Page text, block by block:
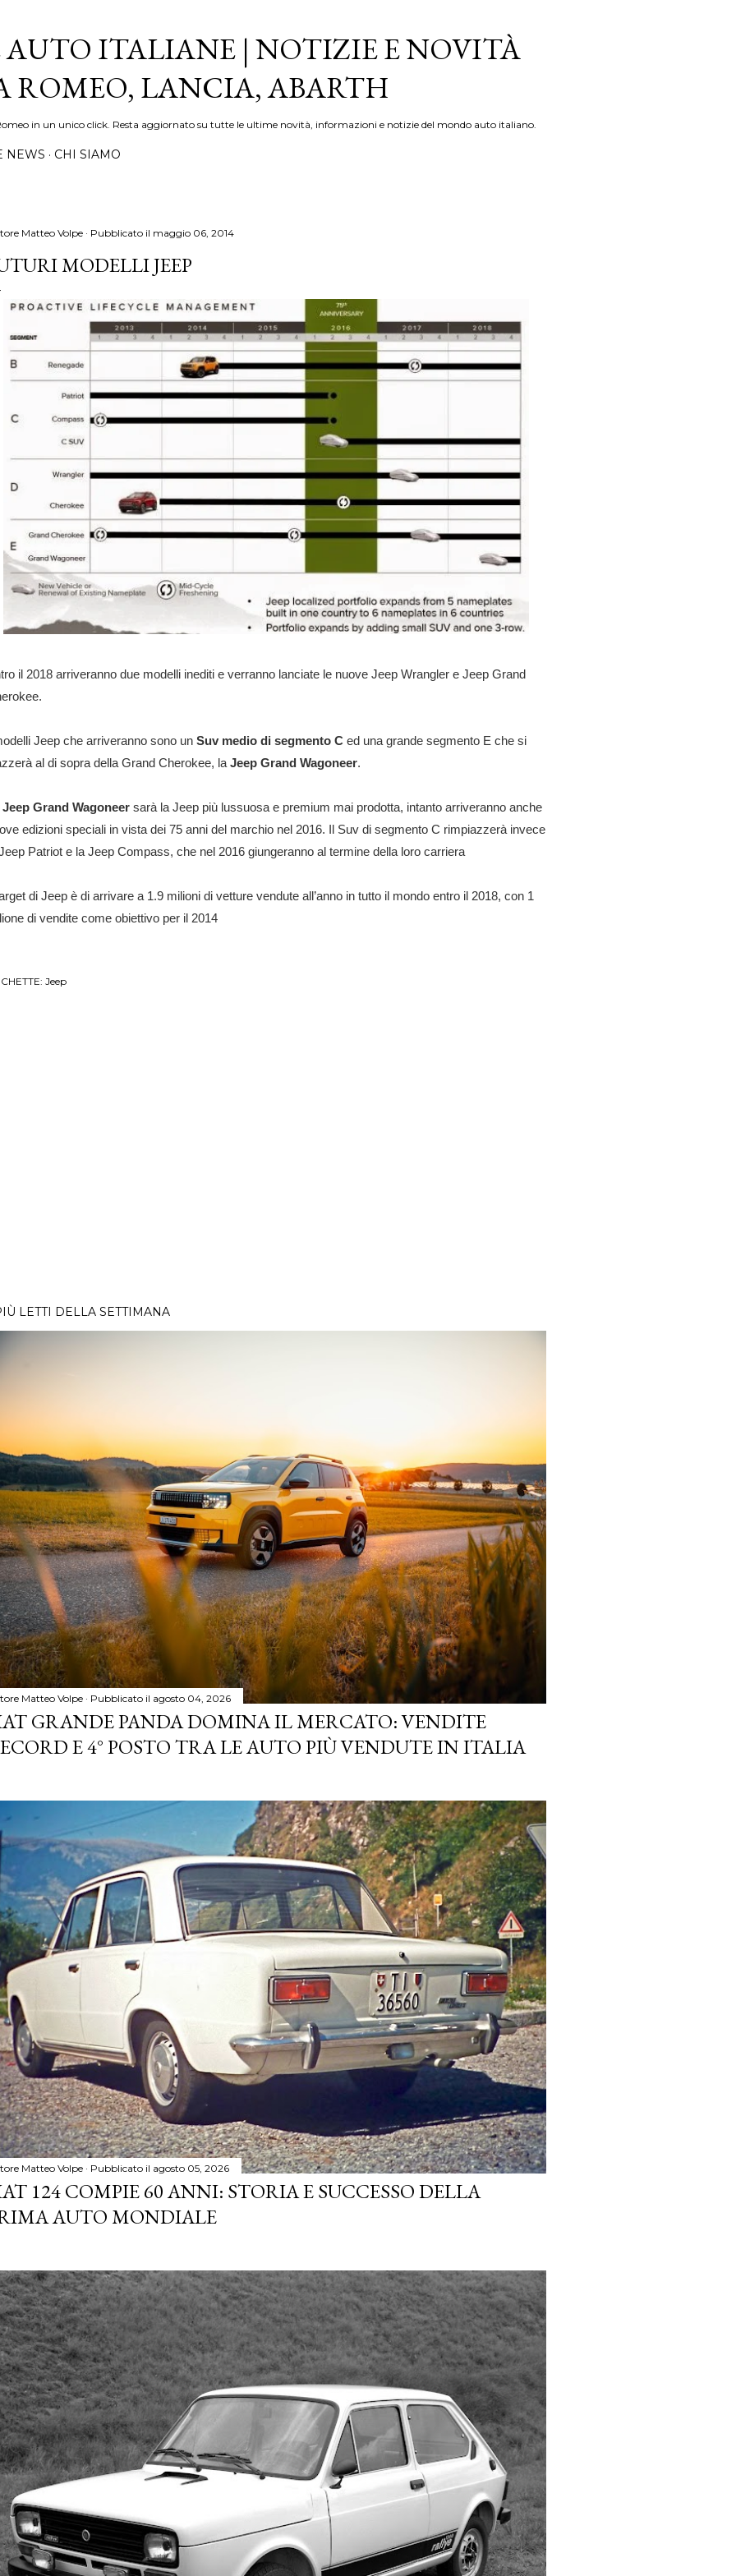
AUTO ITALIANE | NOTIZIE E NOVITÀ
ROMEO, LANCIA, ABARTH
in un unico click. Resta aggiornato su tutte le ultime novità, informazioni e notizie del mondo auto italiano.
NEWS CHI SIAMO
Matteo Volpe Pubblicato il maggio 06, 2014
MODELLI JEEP
il 2018 arriveranno due modelli inediti e verranno lanciate le nuove Jeep Wrangler e Jeep Grand
Jeep che arriveranno sono un Suv medio di segmento C ed una grande segmento E che si
al di sopra della Grand Cherokee, la Jeep Grand Wagoneer.
Jeep Grand Wagoneer sarà la Jeep più lussuosa e premium mai prodotta, intanto arriveranno anche
edizioni speciali in vista dei 75 anni del marchio nel 2016. Il Suv di segmento C rimpiazzerà invece
Patriot e la Jeep Compass, che nel 2016 giungeranno al termine della loro carriera
di Jeep è di arrivare a 1.9 milioni di vetture vendute all’anno in tutto il mondo entro il 2018, con 1
di vendite come obiettivo per il 2014
Jeep
LETTI DELLA SETTIMANA
Matteo Volpe Pubblicato il agosto 04, 2026
GRANDE PANDA DOMINA IL MERCATO: VENDITE
E 4° POSTO TRA LE AUTO PIÙ VENDUTE IN ITALIA
Matteo Volpe Pubblicato il agosto 05, 2026
124 COMPIE 60 ANNI: STORIA E SUCCESSO DELLA
AUTO MONDIALE